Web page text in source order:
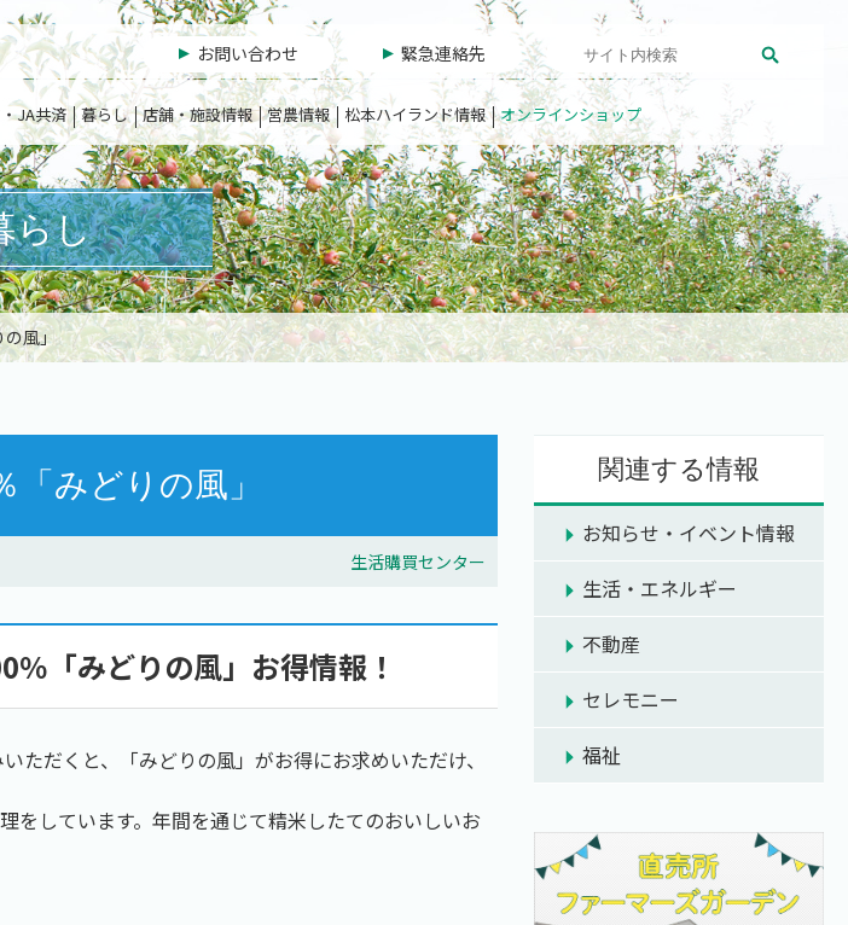
お問い合わせ 緊急連絡先
JA共済 暮らし 店舗・施設情報 営農情報 松本ハイランド情報 オンラインショップ
らし
の風」
みどりの風」
生活購買センター
「みどりの風」お得情報！
ただくと、「みどりの風」がお得にお求めいただけ、
をしています。年間を通じて精米したてのおいしいお
関連する情報
お知らせ・イベント情報
生活・エネルギー
不動産
セレモニー
福祉